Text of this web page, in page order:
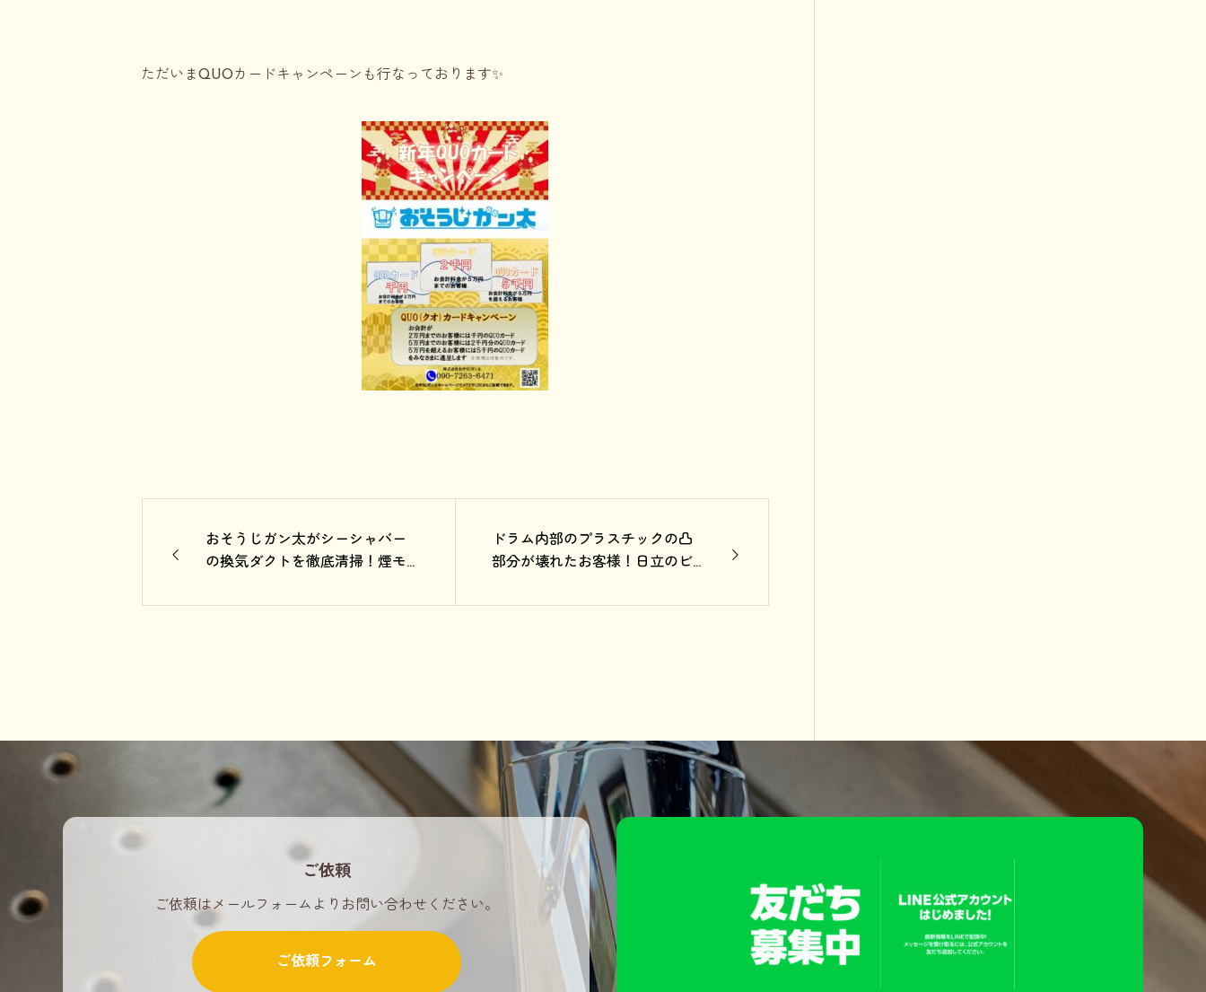
ただいまQUOカードキャンペーンも行なっております✨
おそうじガン太がシーシャバー
の換気ダクトを徹底清掃！煙モ
ドラム内部のプラスチックの凸
部分が壊れたお客様！日立のビ
ー交換！
ご依頼
ご依頼はメールフォームよりお問い合わせください。
ご依頼フォーム